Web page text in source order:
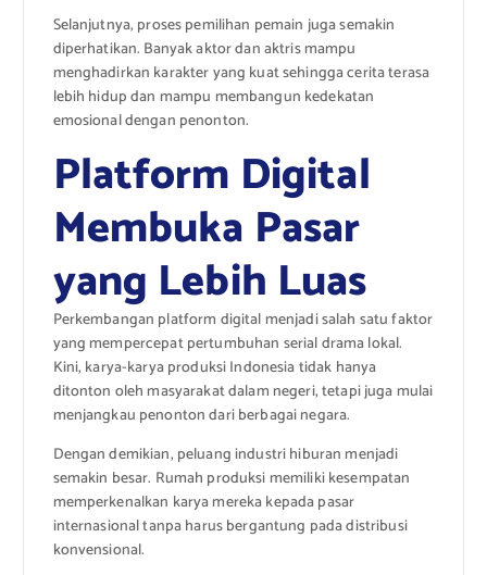
Selanjutnya, proses pemilihan pemain juga semakin
diperhatikan. Banyak aktor dan aktris mampu
menghadirkan karakter yang kuat sehingga cerita terasa
lebih hidup dan mampu membangun kedekatan
emosional dengan penonton.
Platform Digital
Membuka Pasar
yang Lebih Luas
Perkembangan platform digital menjadi salah satu faktor
yang mempercepat pertumbuhan serial drama lokal.
Kini, karya-karya produksi Indonesia tidak hanya
ditonton oleh masyarakat dalam negeri, tetapi juga mulai
menjangkau penonton dari berbagai negara.
Dengan demikian, peluang industri hiburan menjadi
semakin besar. Rumah produksi memiliki kesempatan
memperkenalkan karya mereka kepada pasar
internasional tanpa harus bergantung pada distribusi
konvensional.